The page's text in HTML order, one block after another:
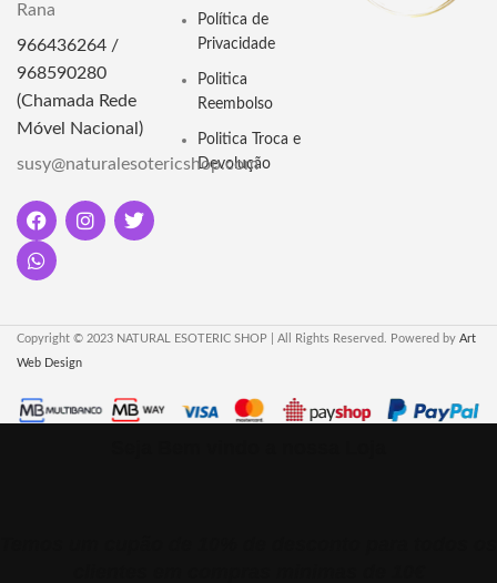
Material: Pedras semipreciosas
Pedras: Ametista, Sodalite,
Aventurina amarela, Calcite
laranja e Onix
Informaçao: Não inclui base
Rana
966436264 /
968590280
(Chamada Rede
Móvel Nacional)
susy@naturalesotericshop.com
Política de
Privacidade
Politica
Reembolso
Politica Troca e
Devolução
Copyright © 2023 NATURAL ESOTERIC SHOP | All Rights Reserved. Powered by Art
Web Design